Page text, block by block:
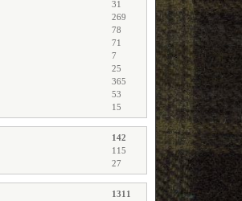
31
269
78
71
7
25
365
53
15
142
115
27
1311